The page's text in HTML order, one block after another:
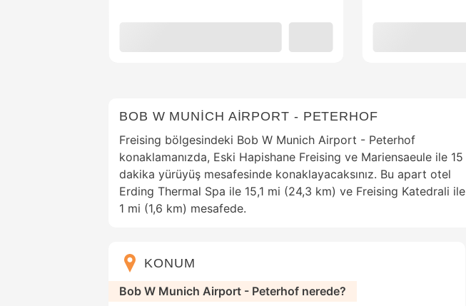
BOB W MUNİCH AİRPORT - PETERHOF
Freising bölgesindeki Bob W Munich Airport - Peterhof
konaklamanızda, Eski Hapishane Freising ve Mariensaeule ile 15
dakika yürüyüş mesafesinde konaklayacaksınız. Bu apart otel
Erding Thermal Spa ile 15,1 mi (24,3 km) ve Freising Katedrali ile
1 mi (1,6 km) mesafede.
KONUM
Bob W Munich Airport - Peterhof nerede?